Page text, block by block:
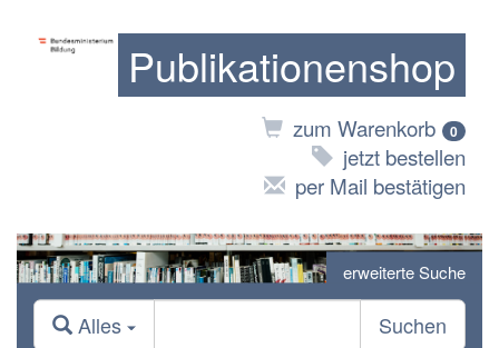
Publikationenshop
zum Warenkorb 0
jetzt bestellen
per Mail bestätigen
erweiterte Suche
Alles Suchen